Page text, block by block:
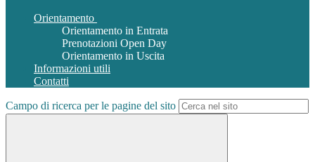
Orientamento
Orientamento in Entrata
Prenotazioni Open Day
Orientamento in Uscita
Informazioni utili
Contatti
Campo di ricerca per le pagine del sito